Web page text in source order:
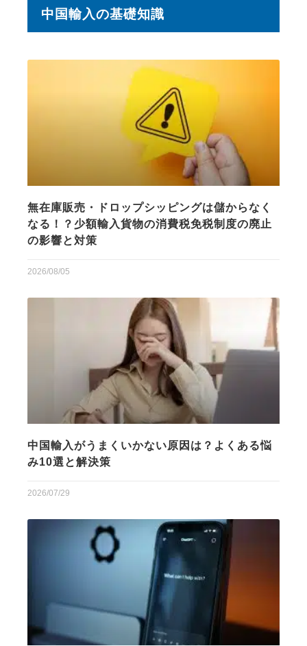
中国輸⼊の基礎知識
無在庫販売・ドロップシッピングは儲からなく
なる！？少額輸入貨物の消費税免税制度の廃止
の影響と対策
2026/08/05
中国輸入がうまくいかない原因は？よくある悩
み10選と解決策
2026/07/29